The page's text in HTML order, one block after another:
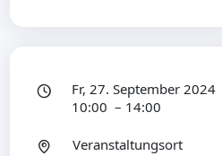
Fr, 27. September 2024
10:00 – 14:00
Veranstaltungsort